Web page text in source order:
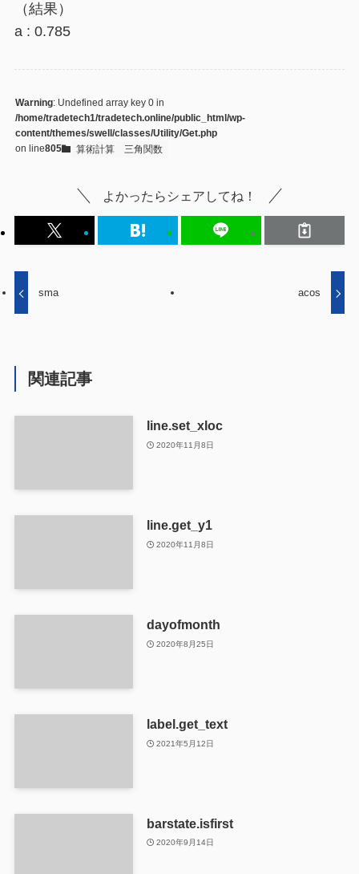
（結果）
a : 0.785
Warning: Undefined array key 0 in
/home/tradetech1/tradetech.online/public_html/wp-
content/themes/swell/classes/Utility/Get.php
on line805 算術計算 三角関数
よかったらシェアしてね！
sma acos
関連記事
line.set_xloc
2020年11月8日
line.get_y1
2020年11月8日
dayofmonth
2020年8月25日
label.get_text
2021年5月12日
barstate.isfirst
2020年9月14日